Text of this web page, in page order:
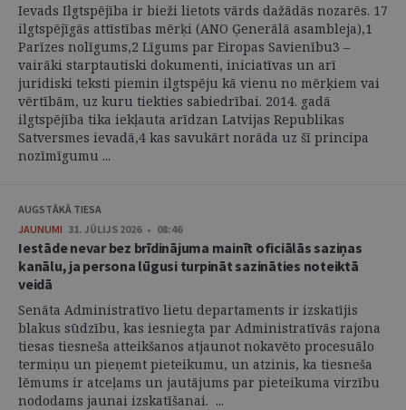
Ievads Ilgtspējība ir bieži lietots vārds dažādās nozarēs. 17
ilgtspējīgās attīstības mērķi (ANO Ģenerālā asambleja),1
Parīzes nolīgums,2 Līgums par Eiropas Savienību3 –
vairāki starptautiski dokumenti, iniciatīvas un arī
juridiski teksti piemin ilgtspēju kā vienu no mērķiem vai
vērtībām, uz kuru tiekties sabiedrībai. 2014. gadā
ilgtspējība tika iekļauta arīdzan Latvijas Republikas
Satversmes ievadā,4 kas savukārt norāda uz šī principa
nozīmīgumu ...
AUGSTĀKĀ TIESA
JAUNUMI 31. JŪLIJS 2026 • 08:46
Iestāde nevar bez brīdinājuma mainīt oficiālās saziņas
kanālu, ja persona lūgusi turpināt sazināties noteiktā
veidā
Senāta Administratīvo lietu departaments ir izskatījis
blakus sūdzību, kas iesniegta par Administratīvās rajona
tiesas tiesneša atteikšanos atjaunot nokavēto procesuālo
termiņu un pieņemt pieteikumu, un atzinis, ka tiesneša
lēmums ir atceļams un jautājums par pieteikuma virzību
nododams jaunai izskatīšanai. ...